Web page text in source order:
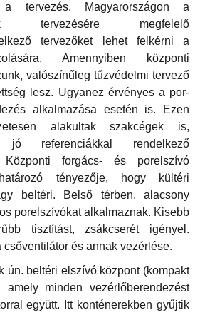
a tervezés. Magyarországon a
tervezésére megfelelő
tervezőket lehet felkérni a
Amennyiben központi
valószínűleg tűzvédelmi tervező
lesz. Ugyanez érvényes a por-
alkalmazása esetén is. Ezen
alakultak szakcégek is,
referenciákkal rendelkező
Központi forgács- és porelszívó
tényezője, hogy kültéri
beltéri. Belső térben, alacsony
porelszívókat alkalmaznak. Kisebb
tisztítást, zsákcserét igényel.
és annak vezérlése.
ún. beltéri elszívó központ (kompakt
amely minden vezérlőberendezést
együtt. Itt konténerekben gyűjtik